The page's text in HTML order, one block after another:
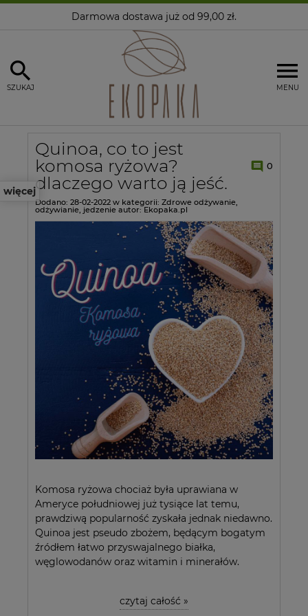
Darmowa dostawa już od 99,00 zł.
MENU
SZUKAJ
więcej
Quinoa, co to jest
komosa ryżowa?
dlaczego warto ją jeść.
0
Dodano: 28-02-2022 w kategorii: Zdrowe odżywanie,
odżywianie, jedzenie autor: Ekopaka.pl
Komosa ryżowa chociaż była uprawiana w
Ameryce południowej już tysiące lat temu,
prawdziwą popularność zyskała jednak niedawno.
Quinoa jest pseudo zbożem, będącym bogatym
źródłem łatwo przyswajalnego białka,
węglowodanów oraz witamin i minerałów.
czytaj całość »